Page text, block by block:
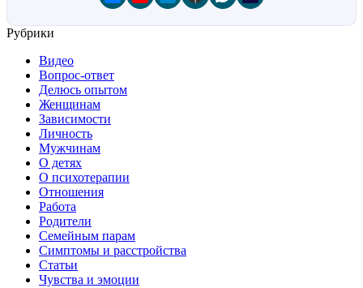
Рубрики
Видео
Вопрос-ответ
Делюсь опытом
Женщинам
Зависимости
Личность
Мужчинам
О детях
О психотерапии
Отношения
Работа
Родители
Семейным парам
Симптомы и расстройства
Статьи
Чувства и эмоции